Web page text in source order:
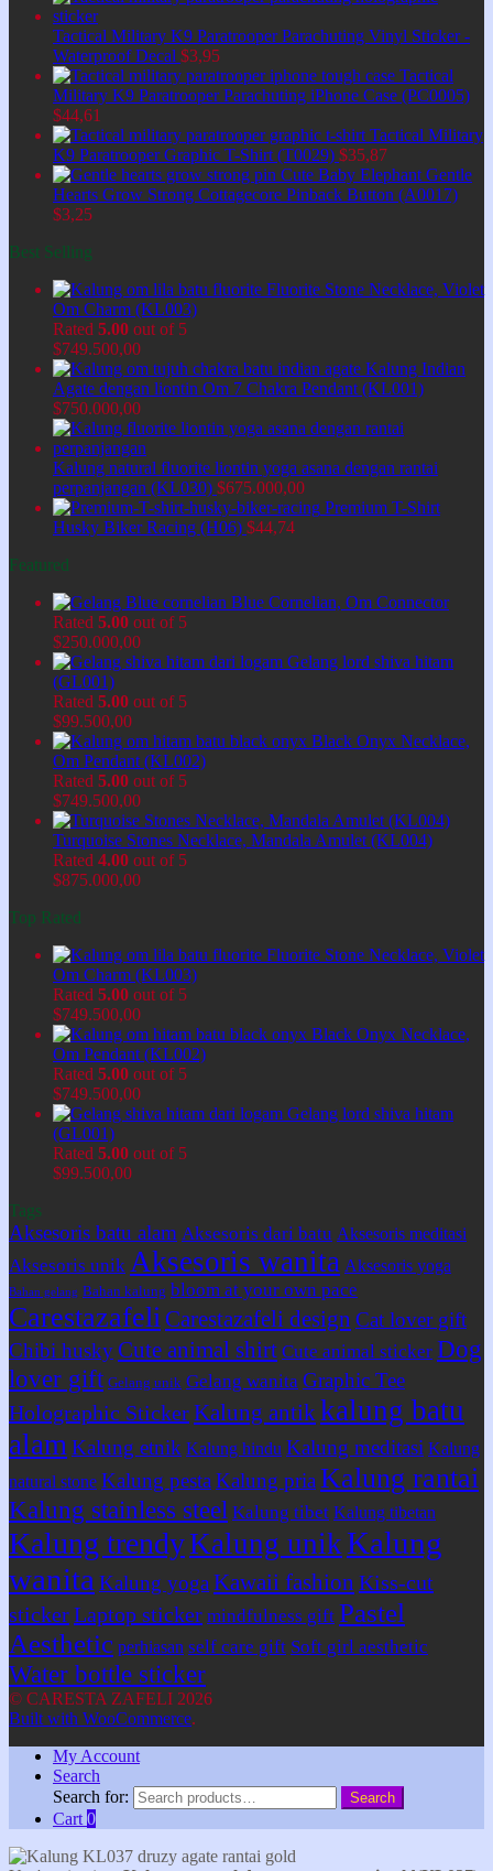
Tactical Military K9 Paratrooper Parachuting Vinyl Sticker -
Waterproof Decal $3,95
Tactical
Military K9 Paratrooper Parachuting iPhone Case (PC0005)
$44,61
Tactical Military
K9 Paratrooper Graphic T-Shirt (T0029) $35,87
Cute Baby Elephant Gentle
Hearts Grow Strong Cottagecore Pinback Button (A0017)
$3,25
Best Selling
Fluorite Stone Necklace, Violet
Om Charm (KL003)
Rated 5.00 out of 5
$749.500,00
Kalung Indian
Agate dengan liontin Om 7 Chakra Pendant (KL001)
$750.000,00
Kalung natural fluorite liontin yoga asana dengan rantai
perpanjangan (KL030) $675.000,00
Premium T-Shirt
Husky Biker Racing (H06) $44,74
Featured
Blue Cornelian, Om Connector
Rated 5.00 out of 5
$250.000,00
Gelang lord shiva hitam
(GL001)
Rated 5.00 out of 5
$99.500,00
Black Onyx Necklace,
Om Pendant (KL002)
Rated 5.00 out of 5
$749.500,00
Turquoise Stones Necklace, Mandala Amulet (KL004)
Rated 4.00 out of 5
$875.000,00
Top Rated
Fluorite Stone Necklace, Violet
Om Charm (KL003)
Rated 5.00 out of 5
$749.500,00
Black Onyx Necklace,
Om Pendant (KL002)
Rated 5.00 out of 5
$749.500,00
Gelang lord shiva hitam
(GL001)
Rated 5.00 out of 5
$99.500,00
Tags
Aksesoris batu alam Aksesoris dari batu Aksesoris meditasi
Aksesoris unik Aksesoris wanita Aksesoris yoga
Bahan gelang Bahan kalung bloom at your own pace
Carestazafeli Carestazafeli design Cat lover gift
Chibi husky Cute animal shirt Cute animal sticker Dog
lover gift Gelang unik Gelang wanita Graphic Tee
Holographic StickerKalung antikkalung batu
alamKalung etnik Kalung hindu Kalung meditasi Kalung
natural stone Kalung pesta Kalung pria Kalung rantai
Kalung stainless steel Kalung tibet Kalung tibetan
Kalung trendyKalung unikKalung
wanita Kalung yoga Kawaii fashion Kiss-cut
stickerLaptop sticker mindfulness gift Pastel
Aesthetic perhiasan self care gift Soft girl aesthetic
Water bottle sticker
© CARESTA ZAFELI 2026
Built with WooCommerce.
My Account
Search
Search for:
Search
Cart 0